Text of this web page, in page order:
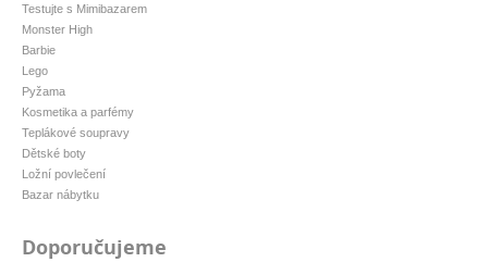
Testujte s Mimibazarem
Monster High
Barbie
Lego
Pyžama
Kosmetika a parfémy
Teplákové soupravy
Dětské boty
Ložní povlečení
Bazar nábytku
Doporučujeme